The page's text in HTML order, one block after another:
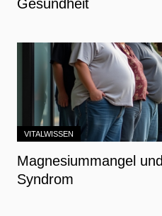
Gesundheit
VITALWISSEN
Magnesiummangel
Syndrom